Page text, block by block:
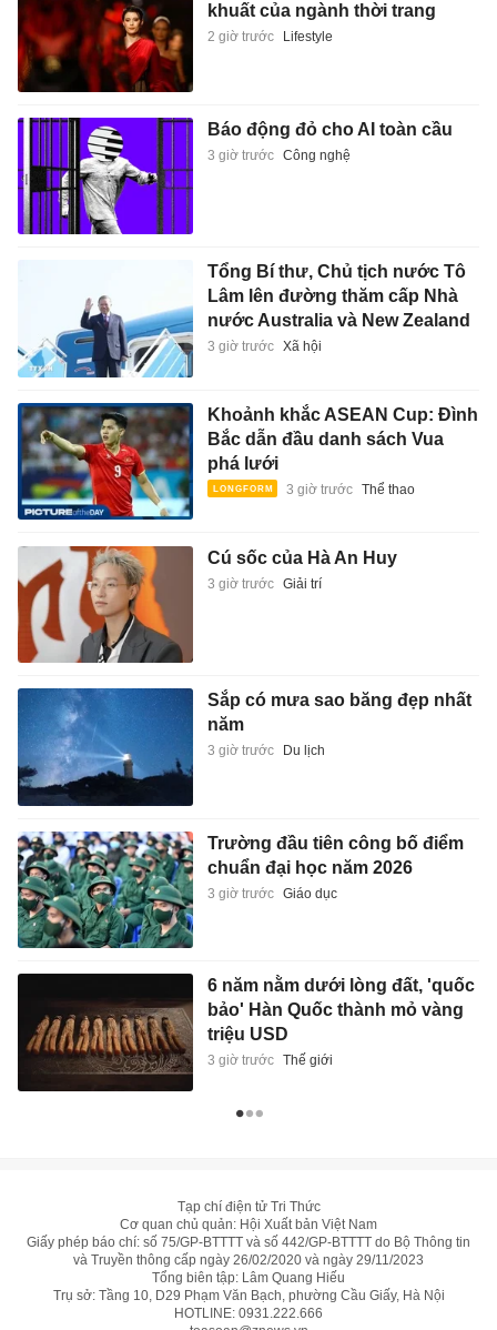
khuất của ngành thời trang
2 giờ trước Lifestyle
Báo động đỏ cho AI toàn cầu
3 giờ trước Công nghệ
Tổng Bí thư, Chủ tịch nước Tô
Lâm lên đường thăm cấp Nhà
nước Australia và New Zealand
3 giờ trước Xã hội
Khoảnh khắc ASEAN Cup: Đình
Bắc dẫn đầu danh sách Vua
phá lưới
3 giờ trước Thể thao
Cú sốc của Hà An Huy
3 giờ trước Giải trí
Sắp có mưa sao băng đẹp nhất
năm
3 giờ trước Du lịch
Trường đầu tiên công bố điểm
chuẩn đại học năm 2026
3 giờ trước Giáo dục
6 năm nằm dưới lòng đất, 'quốc
bảo' Hàn Quốc thành mỏ vàng
triệu USD
3 giờ trước Thế giới
Tạp chí điện tử Tri Thức
Cơ quan chủ quản: Hội Xuất bản Việt Nam
Giấy phép báo chí: số 75/GP-BTTTT và số 442/GP-BTTTT do Bộ Thông tin
và Truyền thông cấp ngày 26/02/2020 và ngày 29/11/2023
Tổng biên tập: Lâm Quang Hiếu
Trụ sở: Tầng 10, D29 Phạm Văn Bạch, phường Cầu Giấy, Hà Nội
HOTLINE: 0931.222.666